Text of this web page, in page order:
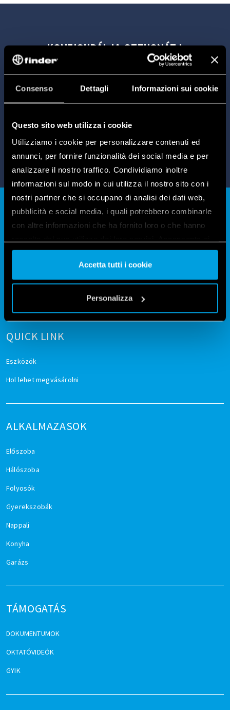
Consenso Dettagli Informazioni sui cookie
Questo sito web utilizza i cookie
Utilizziamo i cookie per personalizzare contenuti ed
annunci, per fornire funzionalità dei social media e per
analizzare il nostro traffico. Condividiamo inoltre
informazioni sul modo in cui utilizza il nostro sito con i
nostri partner che si occupano di analisi dei dati web,
pubblicità e social media, i quali potrebbero combinarle
con altre informazioni che ha fornito loro o che hanno
nostri cookie se continua ad utilizzare il nostro sito web.
Vai alla Cookie Policy completa
Accetta tutti i cookie
Personalizza
KONFIGURÁLJA OTTHONÁT.!
Konfigurációs eszközünkingyenes,eintuitív,és
segítséget nyújt az Ön igényeinek legmegfelelőbb
termékek kiválasztásában.
QUICK LINK
Eszközök
Hol lehet megvásárolni
ALKALMAZASOK
Előszoba
Hálószoba
Folyosók
Gyerekszobák
Nappali
Konyha
Garázs
TÁMOGATÁS
DOKUMENTUMOK
OKTATÓVIDEÓK
GYIK
A Finder applikációk
Privacy Data Act
Privacy Data Act